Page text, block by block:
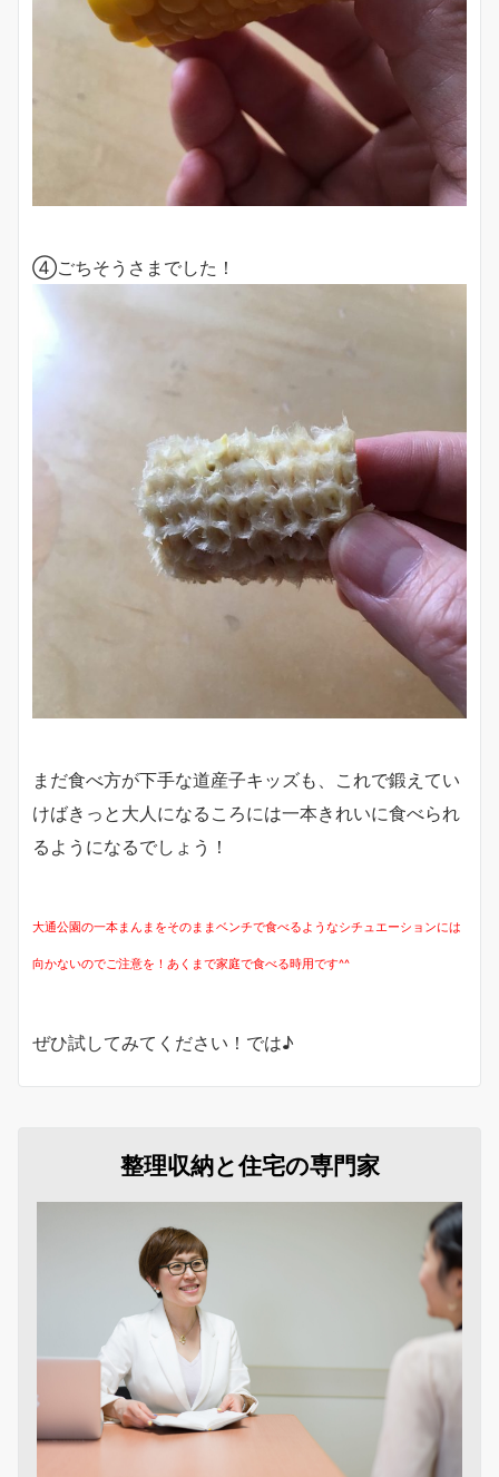
④ごちそうさまでした！
まだ食べ方が下手な道産子キッズも、これで鍛えてい
けばきっと大人になるころには一本きれいに食べられ
るようになるでしょう！
大通公園の一本まんまをそのままベンチで食べるようなシチュエーションには
向かないのでご注意を！あくまで家庭で食べる時用です^^
ぜひ試してみてください！では♪
整理収納と住宅の専門家